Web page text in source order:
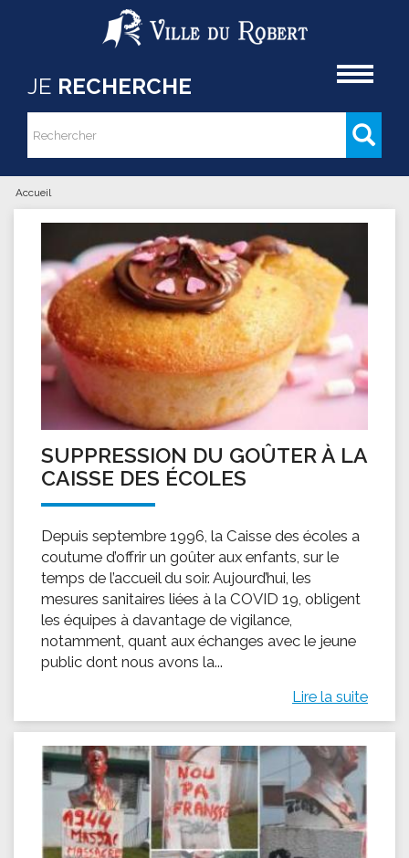
Aller au contenu principal
JE RECHERCHE
Formulaire de recherche
Rechercher
Vous êtes ici
Accueil
SUPPRESSION DU GOÛTER À LA
CAISSE DES ÉCOLES
Depuis septembre 1996, la Caisse des écoles a
coutume d’offrir un goûter aux enfants, sur le
temps de l’accueil du soir. Aujourd’hui, les
mesures sanitaires liées à la COVID 19, obligent
les équipes à davantage de vigilance,
notamment, quant aux échanges avec le jeune
public dont nous avons la...
Lire la suite